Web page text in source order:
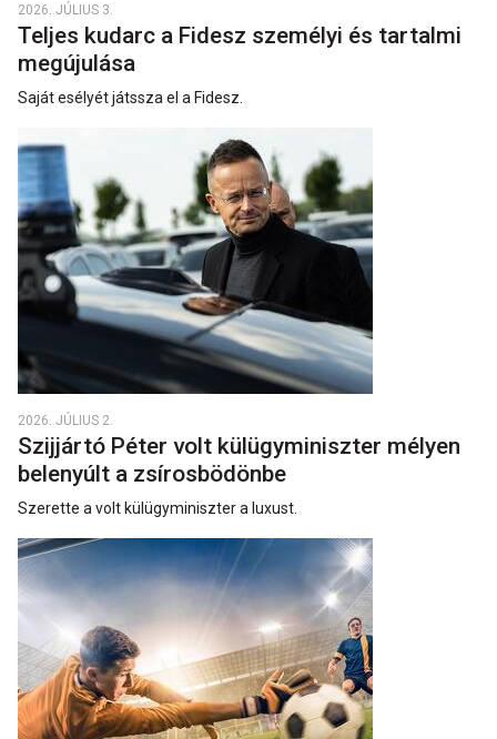
2026. JÚLIUS 3.
Teljes kudarc a Fidesz személyi és tartalmi
megújulása
Saját esélyét játssza el a Fidesz.
2026. JÚLIUS 2.
Szijjártó Péter volt külügyminiszter mélyen
belenyúlt a zsírosbödönbe
Szerette a volt külügyminiszter a luxust.